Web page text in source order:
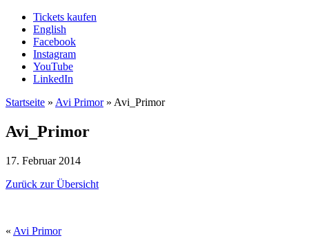
Tickets kaufen
English
Facebook
Instagram
YouTube
LinkedIn
Startseite » Avi Primor» Avi_Primor
Avi_Primor
17. Februar 2014
Zurück zur Übersicht
« Avi Primor